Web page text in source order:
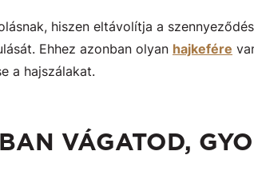
hiszen eltávolítja a
Ehhez azonban olyan hajkefére
a hajszálakat.
VÁGATOD,